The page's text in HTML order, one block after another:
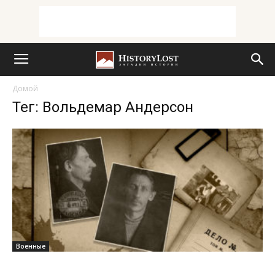
Домой
Тег: Вольдемар Андерсон
Военные